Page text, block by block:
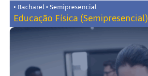
• Bacharel • Semipresencial
Educação Física (Semipresencial)